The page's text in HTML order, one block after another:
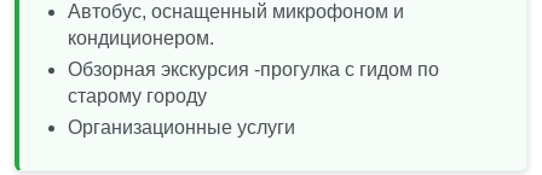
Автобус, оснащенный микрофоном и
кондиционером.
Обзорная экскурсия -прогулка с гидом по
старому городу
Организационные услуги